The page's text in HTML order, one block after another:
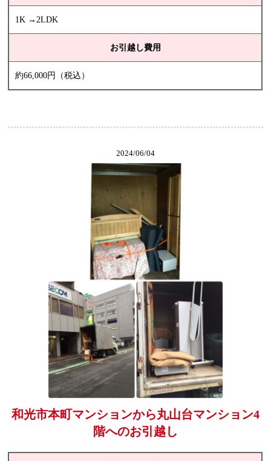
1K →2LDK
お引越し費用
約66,000円（税込）
2024/06/04
和光市本町マンションから丸山台マンション4
階へのお引越し